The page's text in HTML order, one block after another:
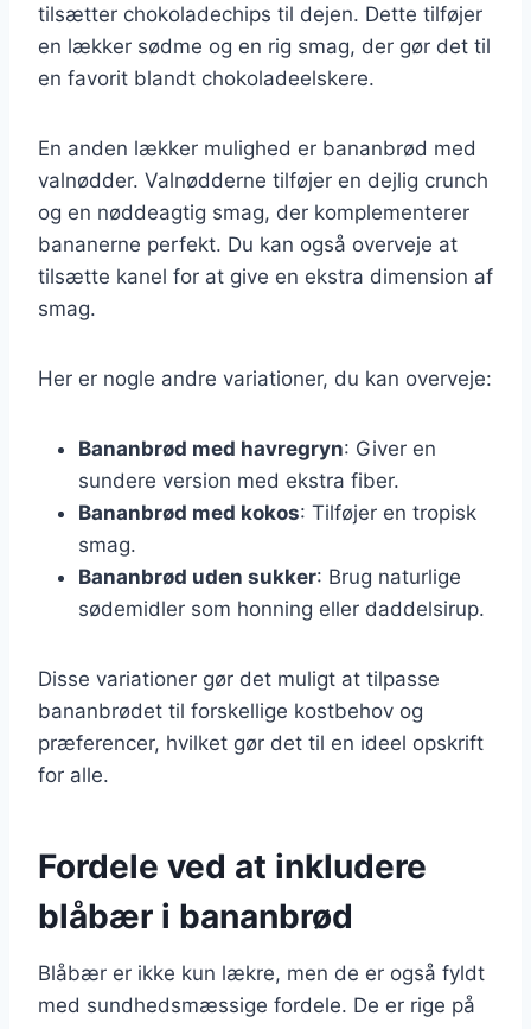
tilsætter chokoladechips til dejen. Dette tilføjer
en lækker sødme og en rig smag, der gør det til
en favorit blandt chokoladeelskere.
En anden lækker mulighed er bananbrød med
valnødder. Valnødderne tilføjer en dejlig crunch
og en nøddeagtig smag, der komplementerer
bananerne perfekt. Du kan også overveje at
tilsætte kanel for at give en ekstra dimension af
smag.
Her er nogle andre variationer, du kan overveje:
Bananbrød med havregryn: Giver en
sundere version med ekstra fiber.
Bananbrød med kokos: Tilføjer en tropisk
smag.
Bananbrød uden sukker: Brug naturlige
sødemidler som honning eller daddelsirup.
Disse variationer gør det muligt at tilpasse
bananbrødet til forskellige kostbehov og
præferencer, hvilket gør det til en ideel opskrift
for alle.
Fordele ved at inkludere
blåbær i bananbrød
Blåbær er ikke kun lækre, men de er også fyldt
med sundhedsmæssige fordele. De er rige på